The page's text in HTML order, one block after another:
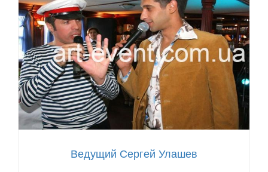
Ведущий Сергей Улашев